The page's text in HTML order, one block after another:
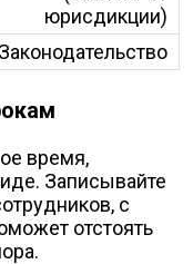
юрисдикции)
Законодательство
время,
Записывайте
с
отстоять